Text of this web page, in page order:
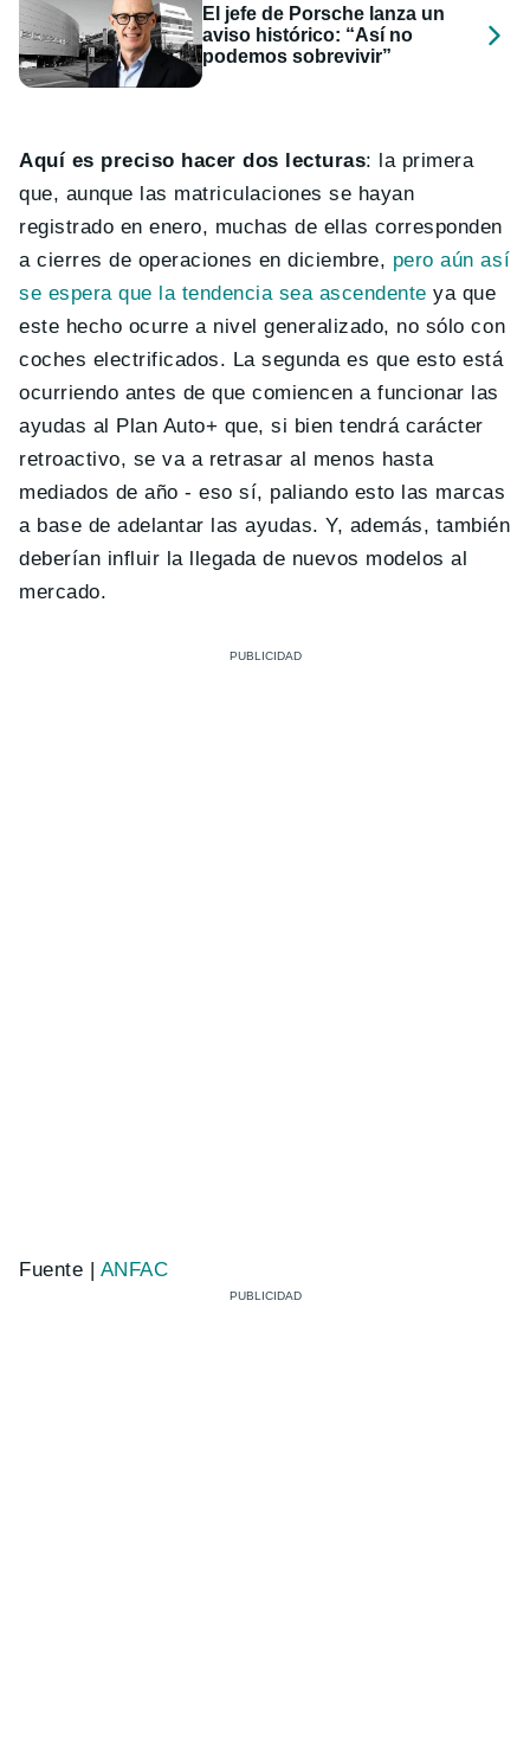
El jefe de Porsche lanza un
aviso histórico: “Así no
podemos sobrevivir”
Aquí es preciso hacer dos lecturas: la primera
que, aunque las matriculaciones se hayan
registrado en enero, muchas de ellas corresponden
a cierres de operaciones en diciembre, pero aún así
se espera que la tendencia sea ascendente ya que
este hecho ocurre a nivel generalizado, no sólo con
coches electrificados. La segunda es que esto está
ocurriendo antes de que comiencen a funcionar las
ayudas al Plan Auto+ que, si bien tendrá carácter
retroactivo, se va a retrasar al menos hasta
mediados de año - eso sí, paliando esto las marcas
a base de adelantar las ayudas. Y, además, también
deberían influir la llegada de nuevos modelos al
mercado.
Fuente | ANFAC